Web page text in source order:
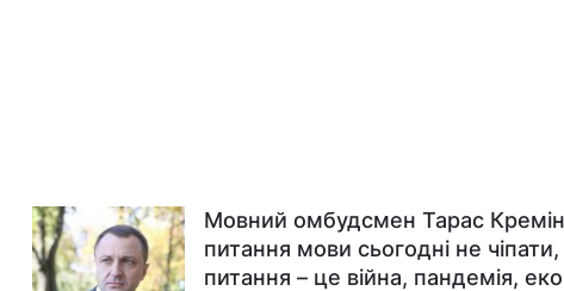
​​​​​​​Мовний омбудсмен Тарас
питання мови сьогодні не
питання – це війна, пандемія,